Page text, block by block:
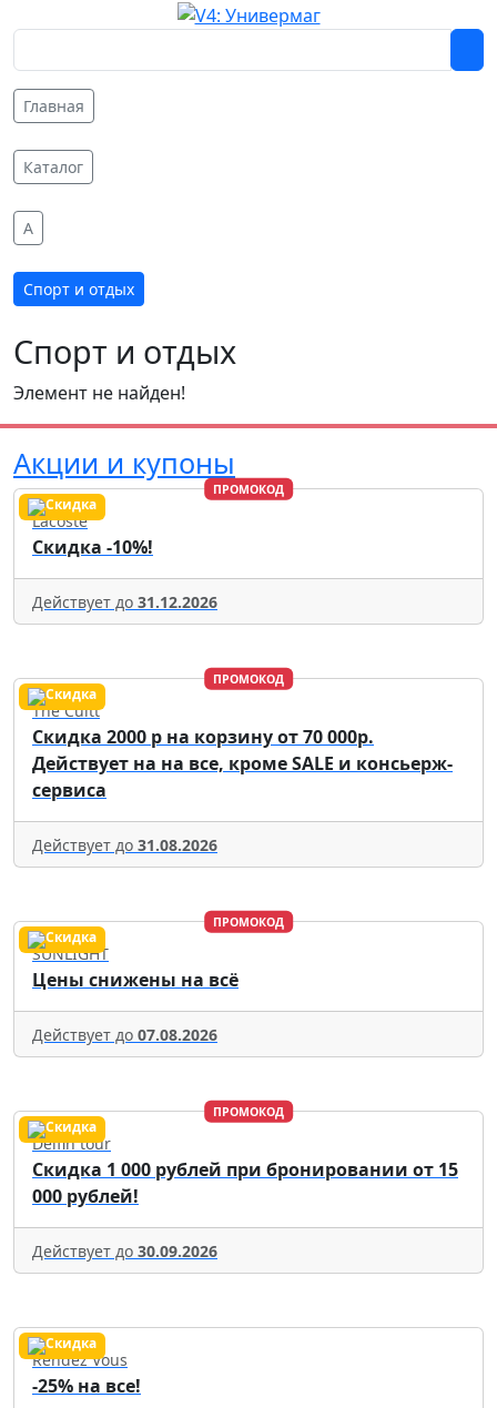
Главная
Каталог
A
Спорт и отдых
Спорт и отдых
Элемент не найден!
Акции и купоны
ПРОМОКОД
Lacoste
Скидка -10%!
Действует до 31.12.2026
ПРОМОКОД
The Cultt
Скидка 2000 р на корзину от 70 000р.
Действует на на все, кроме SALE и консьерж-
сервиса
Действует до 31.08.2026
ПРОМОКОД
SUNLIGHT
Цены снижены на всё
Действует до 07.08.2026
ПРОМОКОД
Delfin tour
Скидка 1 000 рублей при бронировании от 15
000 рублей!
Действует до 30.09.2026
Rendez Vous
-25% на все!